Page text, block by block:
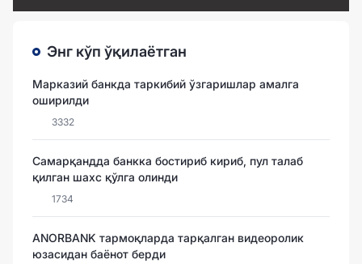
Энг кўп ўқилаётган
Марказий банкда таркибий ўзгаришлар амалга
оширилди
3332
Самарқандда банкка бостириб кириб, пул талаб
қилган шахс қўлга олинди
1734
ANORBANK тармоқларда тарқалган видеоролик
юзасидан баёнот берди